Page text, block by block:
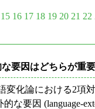
15 16 17 18 19 20 21 22
要因はどちらが重
変化論における2項
的な要因 (language-